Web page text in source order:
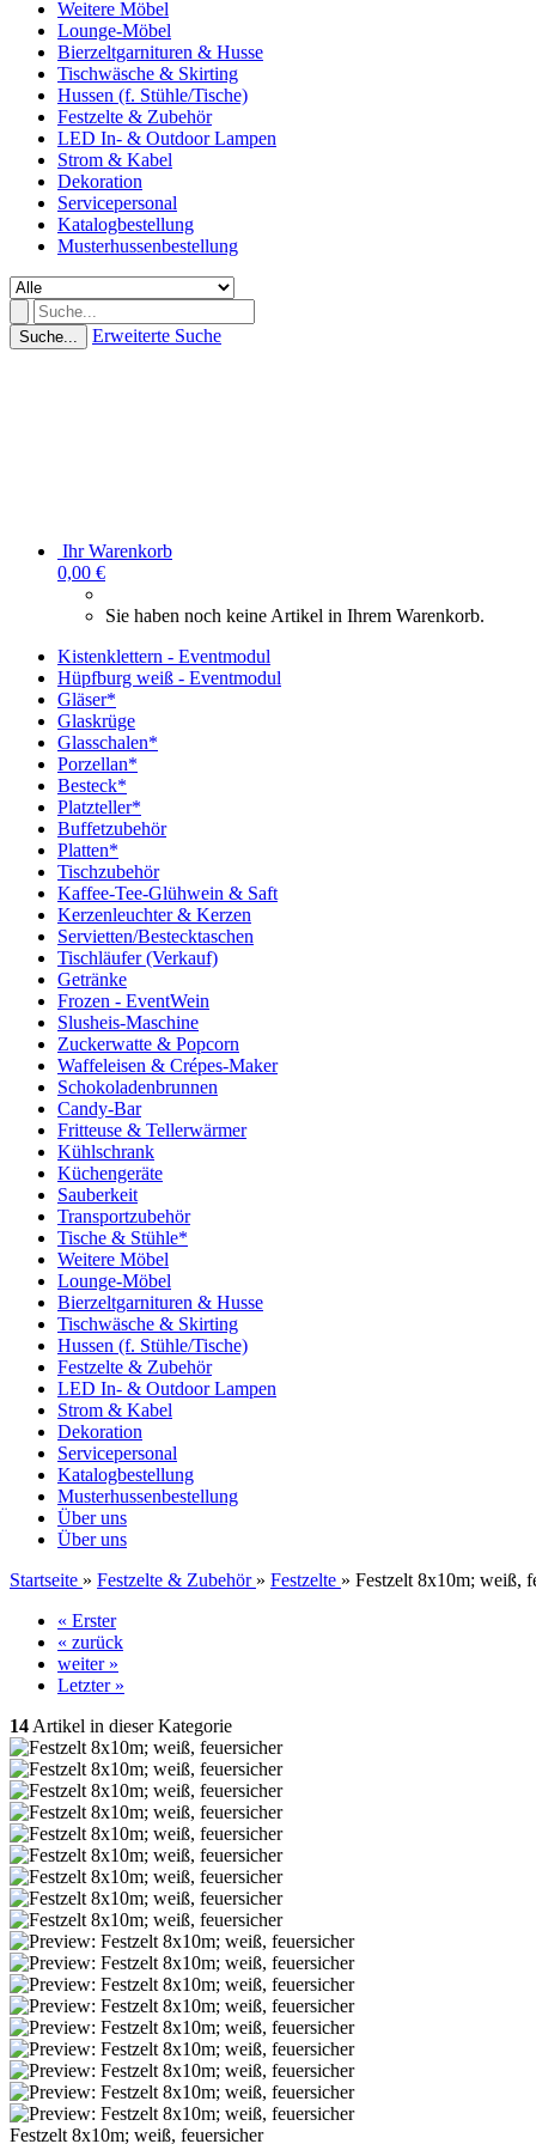
Weitere Möbel
Lounge-Möbel
Bierzeltgarnituren & Husse
Tischwäsche & Skirting
Hussen (f. Stühle/Tische)
Festzelte & Zubehör
LED In- & Outdoor Lampen
Strom & Kabel
Dekoration
Servicepersonal
Katalogbestellung
Musterhussenbestellung
Suche... Erweiterte Suche
(0
Ihr Warenkorb
0,00 €
Sie haben noch keine Artikel in Ihrem Warenkorb.
Kistenklettern - Eventmodul
Hüpfburg weiß - Eventmodul
Gläser*
Glaskrüge
Glasschalen*
Porzellan*
Besteck*
Platzteller*
Buffetzubehör
Platten*
Tischzubehör
Kaffee-Tee-Glühwein & Saft
Kerzenleuchter & Kerzen
Servietten/Bestecktaschen
Tischläufer (Verkauf)
Getränke
Frozen - EventWein
Slusheis-Maschine
Zuckerwatte & Popcorn
Waffeleisen & Crépes-Maker
Schokoladenbrunnen
Candy-Bar
Fritteuse & Tellerwärmer
Kühlschrank
Küchengeräte
Sauberkeit
Transportzubehör
Tische & Stühle*
Weitere Möbel
Lounge-Möbel
Bierzeltgarnituren & Husse
Tischwäsche & Skirting
Hussen (f. Stühle/Tische)
Festzelte & Zubehör
LED In- & Outdoor Lampen
Strom & Kabel
Dekoration
Servicepersonal
Katalogbestellung
Musterhussenbestellung
Über uns
Über uns
Startseite » Festzelte & Zubehör » Festzelte » Festzelt 8x10m; weiß,
« Erster
« zurück
weiter »
Letzter »
14 Artikel in dieser Kategorie
Festzelt 8x10m; weiß, feuersicher